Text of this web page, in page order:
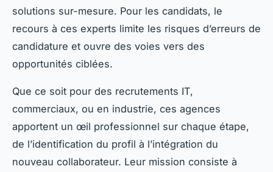
solutions sur-mesure. Pour les candidats, le
recours à ces experts limite les risques d’erreurs de
candidature et ouvre des voies vers des
opportunités ciblées.
Que ce soit pour des recrutements IT,
commerciaux, ou en industrie, ces agences
apportent un œil professionnel sur chaque étape,
de l’identification du profil à l’intégration du
nouveau collaborateur. Leur mission consiste à